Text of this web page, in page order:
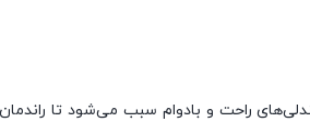
راحت و بادوام سبب می‌شود تا